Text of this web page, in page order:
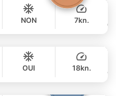
฿ 315,700
JOURNÉE
฿ 35,300
NON 7kn.
JOURNÉE
OUI 18kn.